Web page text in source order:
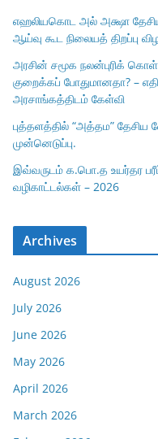
எஹலியகொட அல் அக்ஷா
ஆய்வு கூட நிலையத் திறப்பு
அரசின் சமூக நலன்புரிக்
குறைக்கப் போதுமானதா? –
அரசாங்கத்திடம் கேள்வி
புத்தளத்தில் “அத்தம” தேசிய
முன்னெடுப்பு.
இவ்வருடம் க.பொ.த உயர்தர
வழிகாட்டல்கள் – 2026
Archives
August 2026
July 2026
June 2026
May 2026
April 2026
March 2026